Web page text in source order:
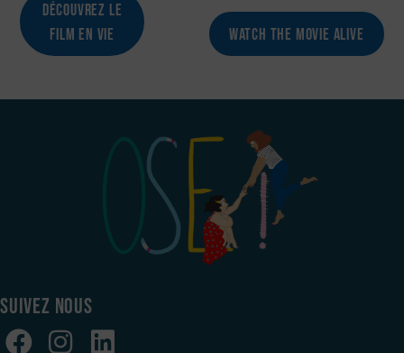
DÉCOUVREZ LE
FILM EN VIE
WATCH THE MOVIE ALIVE
SUIVEZ NOUS